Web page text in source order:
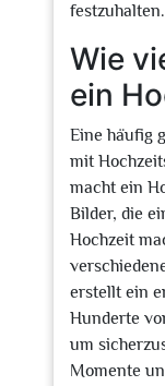
festzuhalten.
Wie
ein
Eine häufig
mit
macht ein
Bilder, die
Hochzeit
erstellt ein
Hunderte
um
Momente